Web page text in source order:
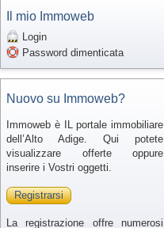
Il mio Immoweb
Login
Password dimenticata
Nuovo su Immoweb?
Immoweb è IL portale immobiliare
dell’Alto Adige. Qui potete
visualizzare offerte oppure
inserire i Vostri oggetti.
Registrarsi
La registrazione offre numerosi